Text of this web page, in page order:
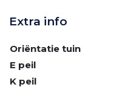
Extra info
Oriëntatie tuin
E peil
K peil